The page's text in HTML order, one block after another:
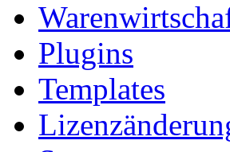
Plugins
Templates